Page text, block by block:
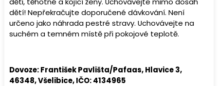
dětí! Nepřekračujte doporučené dávkování. Není
určeno jako náhrada pestré stravy. Uchovávejte na
suchém a temném místě při pokojové teplotě.
Dovoze: František Pavlišta/Pafaas, Hlavice 3,
46348, Všelibice, IČO: 4134965